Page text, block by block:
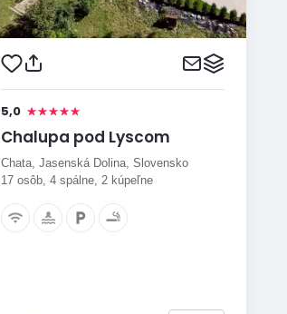
5,0
Chalupa pod Lyscom
Chata, Jasenská Dolina, Slovensko
17 osôb, 4 spálne, 2 kúpeľne